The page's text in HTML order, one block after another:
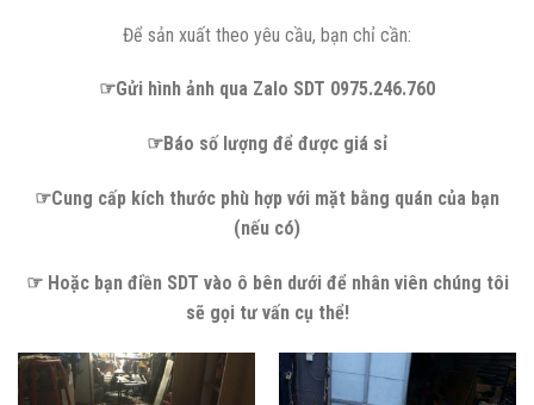
Để sản xuất theo yêu cầu, bạn chỉ cần:
☞Gửi hình ảnh qua Zalo SDT 0975.246.760
☞Báo số lượng để được giá sỉ
☞Cung cấp kích thước phù hợp với mặt bằng quán của bạn
(nếu có)
☞ Hoặc bạn điền SDT vào ô bên dưới để nhân viên chúng tôi
sẽ gọi tư vấn cụ thể!